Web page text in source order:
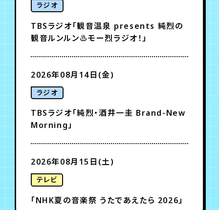
ラジオ
TBSラジオ「観音温泉 presents 純烈の
観音ルンルン♨モー烈ラジオ！」
2026年08月14日(金)
ラジオ
TBSラジオ「純烈・酒井一圭 Brand-New
Morning」
2026年08月15日(土)
テレビ
「NHK夏の音楽祭 うたであえたら 2026」